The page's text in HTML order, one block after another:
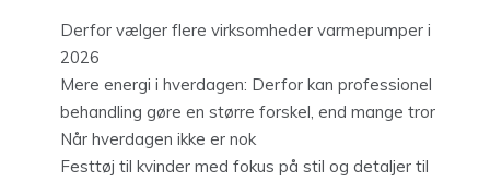
Derfor vælger flere virksomheder varmepumper i
2026
Mere energi i hverdagen: Derfor kan professionel
behandling gøre en større forskel, end mange tror
Når hverdagen ikke er nok
Festtøj til kvinder med fokus på stil og detaljer til